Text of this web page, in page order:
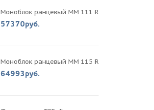
Моноблок ранцевый MM 111 R
57370руб.
Моноблок ранцевый MM 115 R
64993руб.